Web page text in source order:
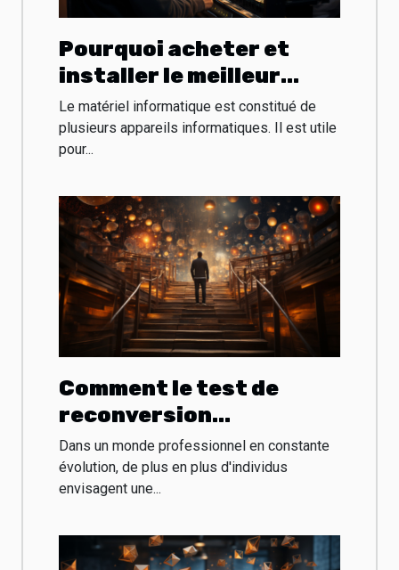
Pourquoi acheter et
installer le meilleur
matériel informatique
professionnel ?
Le matériel informatique est constitué de
plusieurs appareils informatiques. Il est utile
pour...
Comment le test de
reconversion
professionnelle peut-il
redéfinir votre carrière
?
Dans un monde professionnel en constante
évolution, de plus en plus d'individus
envisagent une...